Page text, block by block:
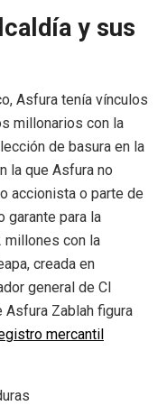
y sus
Asfura tenía vínculos
millonarios con la
de basura en la
la que Asfura no
accionista o parte de
garante para la
millones con la
creada en
general de CI
Asfura Zablah figura
mercantil